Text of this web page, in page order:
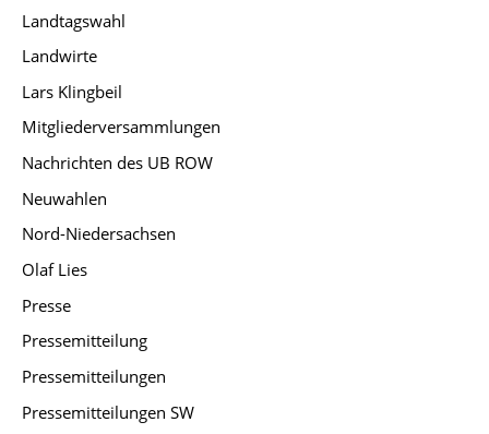
Landtagswahl
Landwirte
Lars Klingbeil
Mitgliederversammlungen
Nachrichten des UB ROW
Neuwahlen
Nord-Niedersachsen
Olaf Lies
Presse
Pressemitteilung
Pressemitteilungen
Pressemitteilungen SW